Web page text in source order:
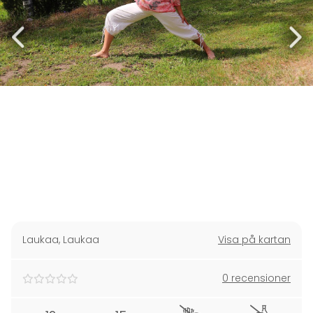
Laukaa, Laukaa Visa på kartan
0 recensioner